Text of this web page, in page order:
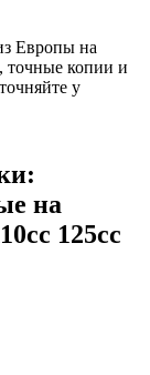
Европы на
точные копии и
у
на
125cc